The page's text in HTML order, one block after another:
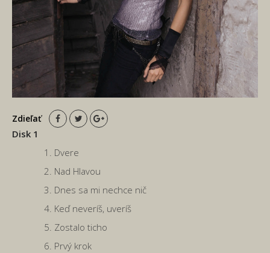
Zdieľať
Disk 1
Dvere
Nad Hlavou
Dnes sa mi nechce nič
Keď neveríš, uveríš
Zostalo ticho
Prvý krok